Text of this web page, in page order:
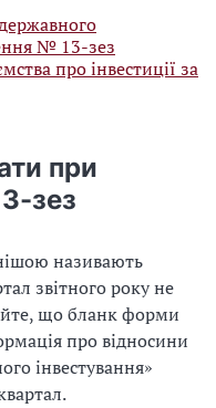
№ 13-зез
про інвестиції за
при
зез
називають
звітного року не
що бланк форми
про відносини
інвестування»